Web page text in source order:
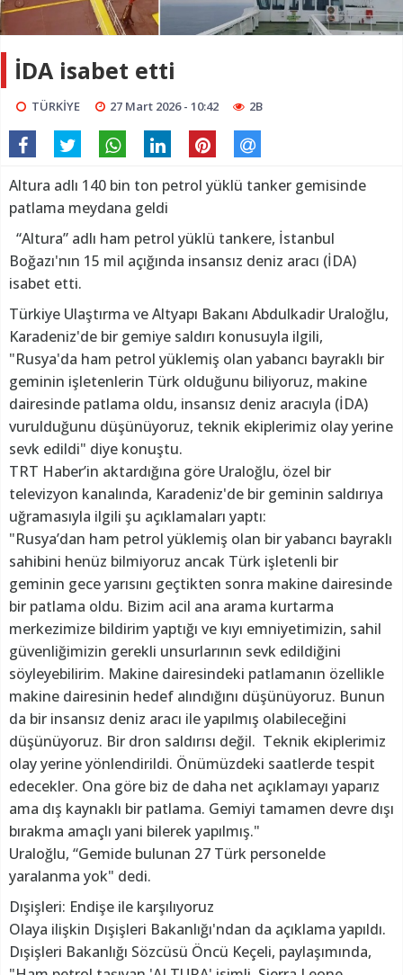
İDA isabet etti
TÜRKİYE 27 Mart 2026 - 10:42 2B
Altura adlı 140 bin ton petrol yüklü tanker gemisinde
patlama meydana geldi
“Altura” adlı ham petrol yüklü tankere, İstanbul
Boğazı'nın 15 mil açığında insansız deniz aracı (İDA)
isabet etti.
Türkiye Ulaştırma ve Altyapı Bakanı Abdulkadir Uraloğlu,
Karadeniz'de bir gemiye saldırı konusuyla ilgili,
"Rusya'da ham petrol yüklemiş olan yabancı bayraklı bir
geminin işletenlerin Türk olduğunu biliyoruz, makine
dairesinde patlama oldu, insansız deniz aracıyla (İDA)
vurulduğunu düşünüyoruz, teknik ekiplerimiz olay yerine
sevk edildi" diye konuştu.
TRT Haber’in aktardığına göre Uraloğlu, özel bir
televizyon kanalında, Karadeniz'de bir geminin saldırıya
uğramasıyla ilgili şu açıklamaları yaptı:
"Rusya’dan ham petrol yüklemiş olan bir yabancı bayraklı
sahibini henüz bilmiyoruz ancak Türk işletenli bir
geminin gece yarısını geçtikten sonra makine dairesinde
bir patlama oldu. Bizim acil ana arama kurtarma
merkezimize bildirim yaptığı ve kıyı emniyetimizin, sahil
güvenliğimizin gerekli unsurlarının sevk edildiğini
söyleyebilirim. Makine dairesindeki patlamanın özellikle
makine dairesinin hedef alındığını düşünüyoruz. Bunun
da bir insansız deniz aracı ile yapılmış olabileceğini
düşünüyoruz. Bir dron saldırısı değil. Teknik ekiplerimiz
olay yerine yönlendirildi. Önümüzdeki saatlerde tespit
edecekler. Ona göre biz de daha net açıklamayı yaparız
ama dış kaynaklı bir patlama. Gemiyi tamamen devre dışı
bırakma amaçlı yani bilerek yapılmış."
Uraloğlu, “Gemide bulunan 27 Türk personelde
yaralanma yok" dedi.
Dışişleri: Endişe ile karşılıyoruz
Olaya ilişkin Dışişleri Bakanlığı'ndan da açıklama yapıldı.
Dışişleri Bakanlığı Sözcüsü Öncü Keçeli, paylaşımında,